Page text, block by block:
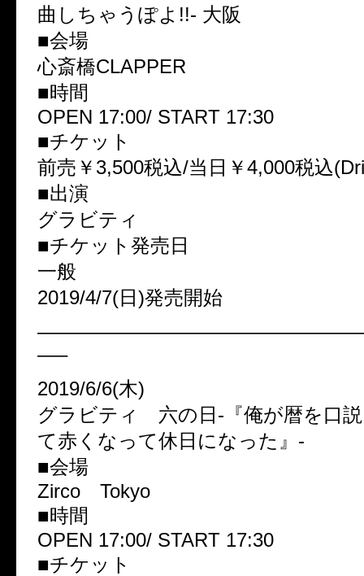
曲しちゃうぽよ!!- 大阪
■会場
心斎橋CLAPPER
■時間
OPEN 17:00/ START 17:30
■チケット
前売￥3,500税込/当日￥4,000税込
■出演
グラビティ
■チケット発売日
一般
2019/4/7(日)発売開始
—–
2019/6/6(木)
グラビティ 六の日-『俺が暦を口
て赤くなって休日になった』-
■会場
Zirco Tokyo
■時間
OPEN 17:00/ START 17:30
■チケット